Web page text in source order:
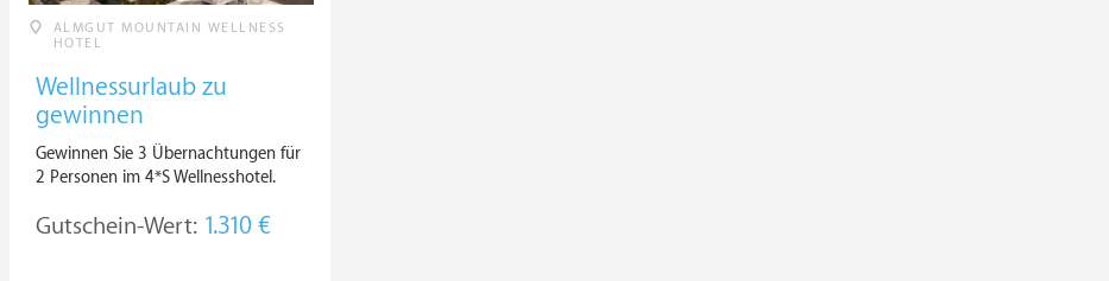
ALMGUT MOUNTAIN WELLNESS
HOTEL
Wellnessurlaub zu
gewinnen
Gewinnen Sie 3 Übernachtungen für
2 Personen im 4*S Wellnesshotel.
Gutschein-Wert: 1.310 €